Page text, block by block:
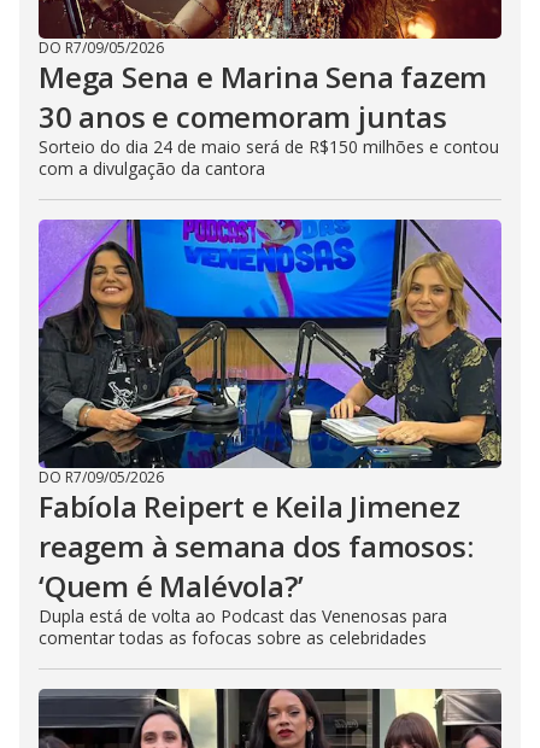
DO R7/09/05/2026
Mega Sena e Marina Sena fazem
30 anos e comemoram juntas
Sorteio do dia 24 de maio será de R$150 milhões e contou
com a divulgação da cantora
DO R7/09/05/2026
Fabíola Reipert e Keila Jimenez
reagem à semana dos famosos:
‘Quem é Malévola?’
Dupla está de volta ao Podcast das Venenosas para
comentar todas as fofocas sobre as celebridades